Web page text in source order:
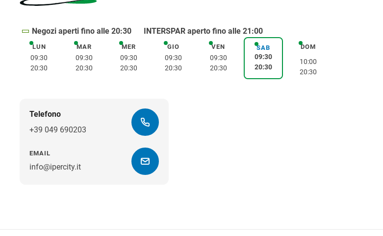
Negozi aperti fino alle 20:30 INTERSPAR aperto fino alle 21:00
LUNlunedì
09:30
20:30
MARmartedì
09:30
20:30
MERmercoledì
09:30
20:30
GIOgiovedì
09:30
20:30
VENvenerdì
09:30
20:30
SABsabato
09:30
20:30
DOMdomenica
10:00
20:30
Telefono
+39 049 690203
EMAIL
info@ipercity.it
Ottieni indicazioni stradali